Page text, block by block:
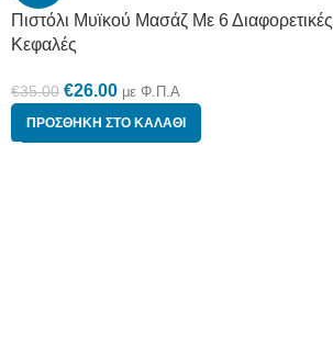
Πιστόλι Μυϊκού Μασάζ Με 6 Διαφορετικές
Κεφαλές
€35.00 €26.00 με Φ.Π.Α
ΠΡΟΣΘΉΚΗ ΣΤΟ ΚΑΛΆΘΙ